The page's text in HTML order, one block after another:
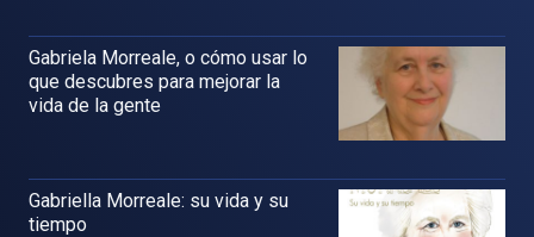
Gabriela Morreale, o cómo usar lo
que descubres para mejorar la
vida de la gente
Gabriella Morreale: su vida y su
tiempo